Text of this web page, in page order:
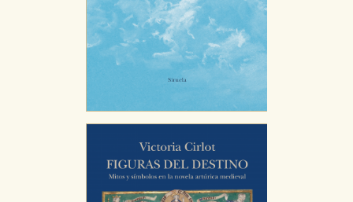
Estas cookies se utilizan para mejorar su experiencia de
navegación y optimizar el funcionamiento de nuestro
sitio web. Almacenan configuraciones de servicios para
que no tenga que reconfigurarlos cada vez que nos
visita. La información es agregada y, por lo tanto, es
que se basan en la identificación única de su navegador
y dispositivo de internet.